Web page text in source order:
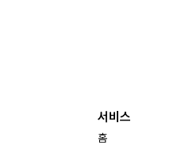
서비스
홈